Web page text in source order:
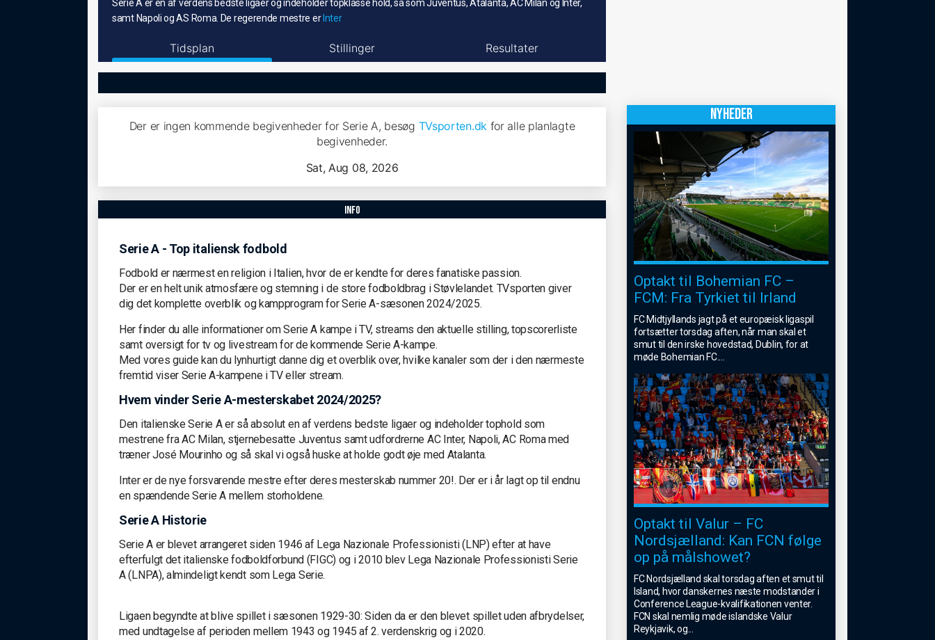
Serie A er en af verdens bedste ligaer og indeholder topklasse hold, så som Juventus, Atalanta, AC Milan og Inter,
samt Napoli og AS Roma. De regerende mestre er Inter
Tidsplan Stillinger Resultater
Der er ingen kommende begivenheder for Serie A, besøg TVsporten.dkfor alle planlagte
begivenheder.
Sat, Aug 08, 2026
info
Serie A - Top italiensk fodbold
Fodbold er nærmest en religion i Italien, hvor de er kendte for deres fanatiske passion.
Der er en helt unik atmosfære og stemning i de store fodboldbrag i Støvlelandet. TVsporten giver
dig det komplette overblik og kampprogram for Serie A-sæsonen 2024/2025.
Her finder du alle informationer om Serie A kampe i TV, streams den aktuelle stilling, topscorerliste
samt oversigt for tv og livestream for de kommende Serie A-kampe.
Med vores guide kan du lynhurtigt danne dig et overblik over, hvilke kanaler som der i den nærmeste
fremtid viser Serie A-kampene i TV eller stream.
Hvem vinder Serie A-mesterskabet 2024/2025?
Den italienske Serie A er så absolut en af verdens bedste ligaer og indeholder tophold som
mestrene fra AC Milan, stjernebesatte Juventus samt udfordrerne AC Inter, Napoli, AC Roma med
træner José Mourinho og så skal vi også huske at holde godt øje med Atalanta.
Inter er de nye forsvarende mestre efter deres mesterskab nummer 20!. Der er i år lagt op til endnu
en spændende Serie A mellem storholdene.
Serie A Historie
Serie A er blevet arrangeret siden 1946 af Lega Nazionale Professionisti (LNP) efter at have
efterfulgt det italienske fodboldforbund (FIGC) og i 2010 blev Lega Nazionale Professionisti Serie
A (LNPA), almindeligt kendt som Lega Serie.
Ligaen begyndte at blive spillet i sæsonen 1929-30: Siden da er den blevet spillet uden afbrydelser,
med undtagelse af perioden mellem 1943 og 1945 af 2. verdenskrig og i 2020.
NYHEDER
Optakt til Bohemian FC –
FCM: Fra Tyrkiet til Irland
FC Midtjyllands jagt på et europæisk ligaspil
fortsætter torsdag aften, når man skal et
smut til den irske hovedstad, Dublin, for at
møde Bohemian FC....
Optakt til Valur – FC
Nordsjælland: Kan FCN følge
op på målshowet?
FC Nordsjælland skal torsdag aften et smut til
Island, hvor danskernes næste modstander i
Conference League-kvalifikationen venter.
FCN skal nemlig møde islandske Valur
Reykjavik, og...